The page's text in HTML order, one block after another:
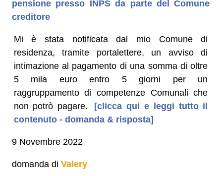
pensione presso INPS da parte del Comune
creditore
Mi è stata notificata dal mio Comune di
residenza, tramite portalettere, un avviso di
intimazione al pagamento di una somma di oltre
5 mila euro entro 5 giorni per un
raggruppamento di competenze Comunali che
non potrò pagare.
[clicca qui e leggi tutto il
contenuto - domanda & risposta]
9 Novembre 2022
domanda di Valery